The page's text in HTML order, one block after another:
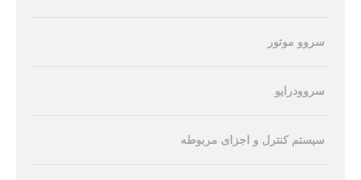
سروو موتور
سروودرایو
سیستم کنترل و اجزای مربوطه